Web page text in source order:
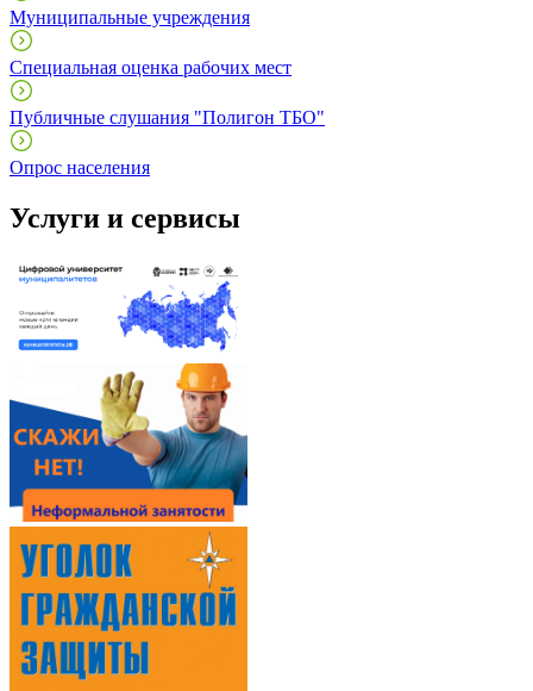
Муниципальные учреждения
Специальная оценка рабочих мест
Публичные слушания "Полигон ТБО"
Опрос населения
Услуги и сервисы